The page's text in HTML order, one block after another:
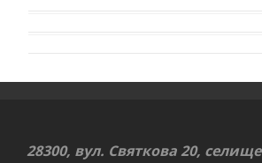
28300, вул. Святкова 20, селище